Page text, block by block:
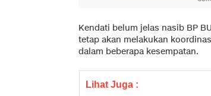
Kendati belum jelas nasib BP
tetap akan melakukan
dalam beberapa kesempatan.
Lihat Juga :